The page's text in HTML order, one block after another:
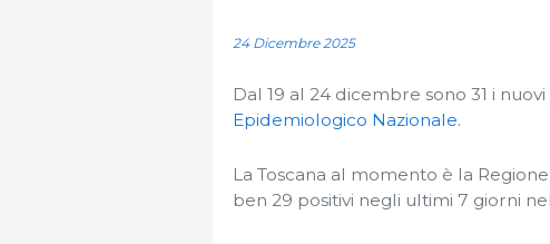
24 Dicembre 2025
Dal 19 al 24 dicembre sono 31 i
Epidemiologico Nazionale.
La Toscana al momento è la
ben 29 positivi negli ultimi 7 giorni